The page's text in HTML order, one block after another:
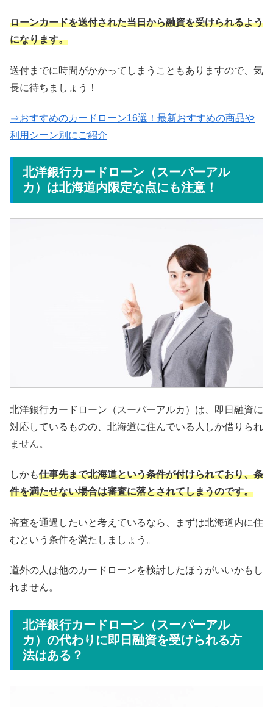
ローンカードを送付された当日から融資を受けられるよう
になります。
送付までに時間がかかってしまうこともありますので、気
長に待ちましょう！
⇒おすすめのカードローン16選！最新おすすめの商品や
利用シーン別にご紹介
北洋銀行カードローン（スーパーアル
カ）は北海道内限定な点にも注意！
北洋銀行カードローン（スーパーアルカ）は、即日融資に
対応しているものの、北海道に住んでいる人しか借りられ
ません。
しかも仕事先まで北海道という条件が付けられており、条
件を満たせない場合は審査に落とされてしまうのです。
審査を通過したいと考えているなら、まずは北海道内に住
むという条件を満たしましょう。
道外の人は他のカードローンを検討したほうがいいかもし
れません。
北洋銀行カードローン（スーパーアル
カ）の代わりに即日融資を受けられる方
法はある？